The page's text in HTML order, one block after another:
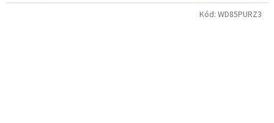
Kód: WD85PURZ3